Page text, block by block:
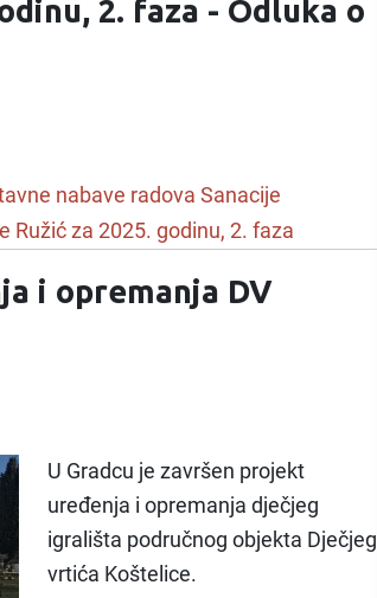
2. faza - Odluka o
nabave radova Sanacije
Ružić za 2025. godinu, 2. faza
i opremanja DV
U Gradcu je završen projekt
uređenja i opremanja dječjeg
igrališta područnog objekta Dječjeg
vrtića Koštelice.